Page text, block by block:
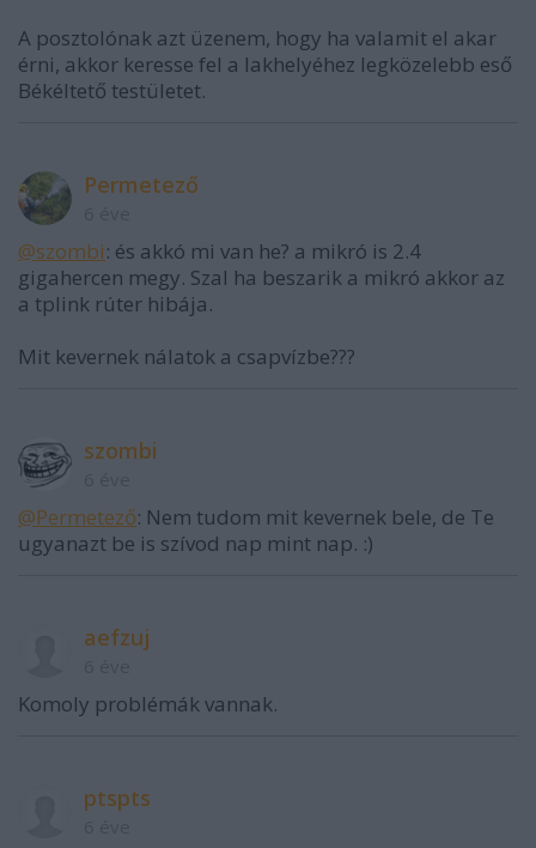
A posztolónak azt üzenem, hogy ha valamit el akar
érni, akkor keresse fel a lakhelyéhez legközelebb eső
Békéltető testületet.
Permetező
@szombi: és akkó mi van he? a mikró is 2.4
gigahercen megy. Szal ha beszarik a mikró akkor az
a tplink rúter hibája.
Mit kevernek nálatok a csapvízbe???
szombi
@Permetező: Nem tudom mit kevernek bele, de Te
ugyanazt be is szívod nap mint nap. :)
aefzuj
Komoly problémák vannak.
ptspts